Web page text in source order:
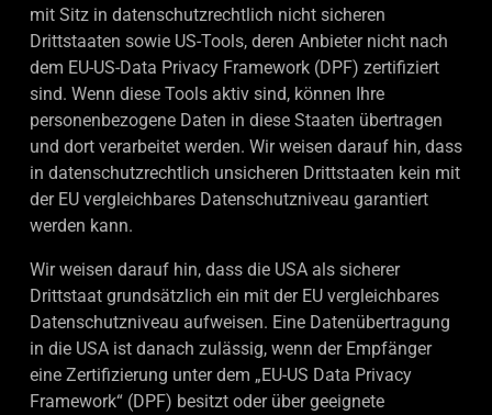
mit Sitz in datenschutzrechtlich nicht sicheren
Drittstaaten sowie US-Tools, deren Anbieter nicht nach
dem EU-US-Data Privacy Framework (DPF) zertifiziert
sind. Wenn diese Tools aktiv sind, können Ihre
personenbezogene Daten in diese Staaten übertragen
und dort verarbeitet werden. Wir weisen darauf hin, dass
in datenschutzrechtlich unsicheren Drittstaaten kein mit
der EU vergleichbares Datenschutzniveau garantiert
werden kann.
Wir weisen darauf hin, dass die USA als sicherer
Drittstaat grundsätzlich ein mit der EU vergleichbares
Datenschutzniveau aufweisen. Eine Datenübertragung
in die USA ist danach zulässig, wenn der Empfänger
eine Zertifizierung unter dem „EU-US Data Privacy
Framework“ (DPF) besitzt oder über geeignete